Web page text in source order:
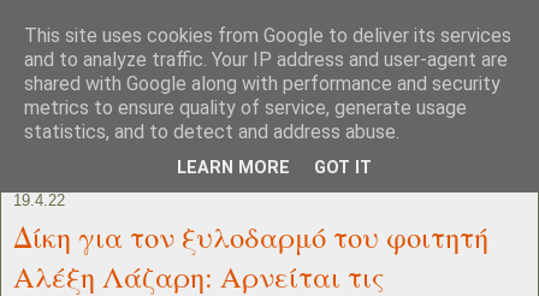
19.4.22
Δίκη για τον ξυλοδαρμό του φοιτητή
Αλέξη Λάζαρη: Αρνείται τις
This site uses cookies from Google to deliver its services
and to analyze traffic. Your IP address and user-agent are
shared with Google along with performance and security
metrics to ensure quality of service, generate usage
statistics, and to detect and address abuse.
LEARN MORE GOT IT